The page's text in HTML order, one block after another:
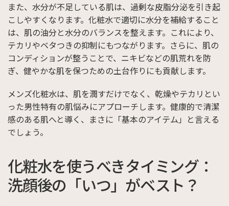
また、水分が不足している肌は、過剰な皮脂分泌を引き起
こしやすくなります。化粧水で適切に水分を補給すること
は、肌の油分と水分のバランスを整えます。これにより、
テカリやベタつきの抑制にもつながります。さらに、肌の
コンディションが整うことで、ニキビなどの肌荒れを防
ぎ、健やかな肌を保つための土台作りにも貢献します。
メンズ化粧水は、肌を潤すだけでなく、乾燥やテカリとい
った男性特有の肌悩みにアプローチします。健康的で清潔
感のある肌へと導く、まさに「基本のアイテム」と言える
でしょう。
化粧水を使うべきタイミング：
洗顔後の「いつ」がベスト？